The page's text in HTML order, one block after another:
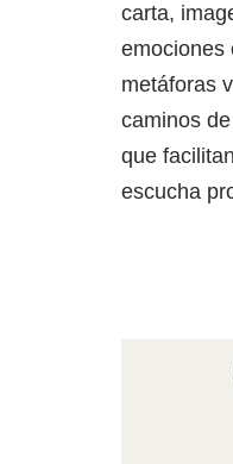
carta,
emociones
metáforas
caminos
que
escucha